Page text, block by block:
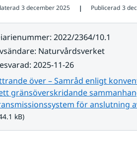
3 december 2025 ❘ Publicerad 3
: 2022/2364/10.1
: Naturvårdsverket
: 2025-11-26
över – Samråd enligt
gränsöverskridande
för anslutning
kB)